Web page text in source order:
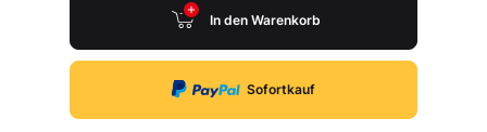
In den Warenkorb
Sofortkauf